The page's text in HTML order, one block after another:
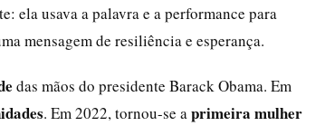
ela usava a palavra e a performance para
mensagem de resiliência e esperança.
das mãos do presidente Barack Obama. Em
. Em 2022, tornou-se a primeira mulher